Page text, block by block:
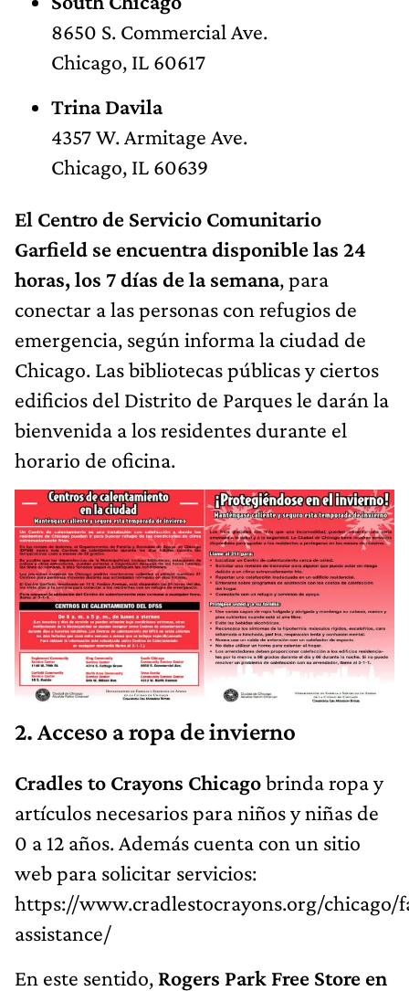
8650 S. Commercial Ave.
Chicago, IL 60617
Trina Davila
4357 W. Armitage Ave.
Chicago, IL 60639
El Centro de Servicio Comunitario
Garfield se encuentra disponible las 24
horas, los 7 días de la semana, para
conectar a las personas con refugios de
emergencia, según informa la ciudad de
Chicago. Las bibliotecas públicas y ciertos
edificios del Distrito de Parques le darán la
bienvenida a los residentes durante el
horario de oficina.
2. Acceso a ropa de invierno
Cradles to Crayons Chicagobrinda ropa y
artículos necesarios para niños y niñas de
0 a 12 años. Además cuenta con un sitio
web para solicitar servicios:
https://www.cradlestocrayons.org/chicago/
assistance/
En este sentido, Rogers Park Free Store en